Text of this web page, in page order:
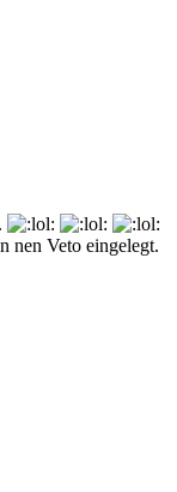
nen Veto eingelegt.